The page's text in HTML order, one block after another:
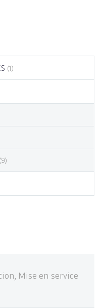
(1)
(9)
Mise en service